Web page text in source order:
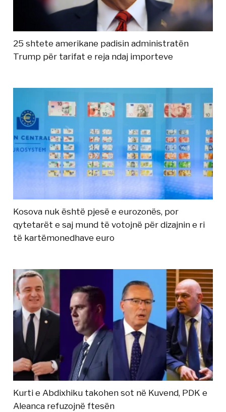
25 shtete amerikane padisin administratën
Trump për tarifat e reja ndaj importeve
Kosova nuk është pjesë e eurozonës, por
qytetarët e saj mund të votojnë për dizajnin e ri
të kartëmonedhave euro
Kurti e Abdixhiku takohen sot në Kuvend, PDK e
Aleanca refuzojnë ftesën